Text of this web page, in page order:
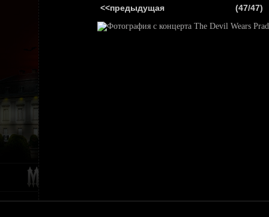
<<предыдущая (47/47)